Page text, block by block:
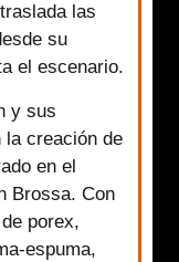
las
su
el escenario.
y sus
la creación de
en el
Brossa. Con
porex,
espuma,